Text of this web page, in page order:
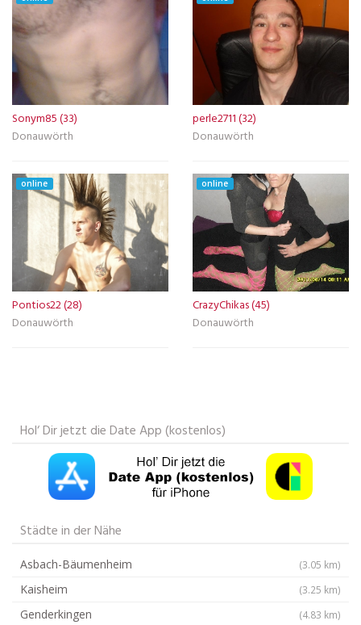
Sonym85 (33)
Donauwörth
perle2711 (32)
Donauwörth
online
Pontios22 (28)
Donauwörth
online
CrazyChikas (45)
Donauwörth
Hol‘ Dir jetzt die Date App (kostenlos)
Städte in der Nähe
Asbach-Bäumenheim (3.05 km)
Kaisheim (3.25 km)
Genderkingen (4.83 km)